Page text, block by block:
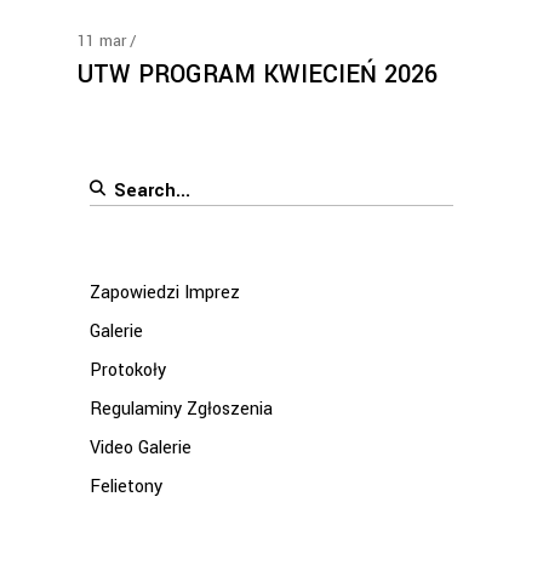
11 mar
UTW PROGRAM KWIECIEŃ 2026
Search
Zapowiedzi Imprez
Galerie
Protokoły
Regulaminy Zgłoszenia
Video Galerie
Felietony